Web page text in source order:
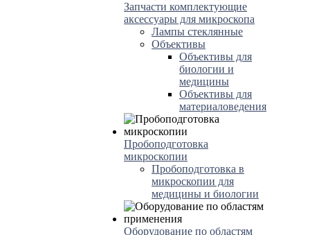
Запчасти комплектующие
аксессуары для микроскопа
Лампы стеклянные
Объективы
Объективы для
биологии и
медицины
Объективы для
материаловедения
Пробоподготовка
микроскопии
Пробоподготовка в
микроскопии для
медицины и биологии
Оборудование по областям